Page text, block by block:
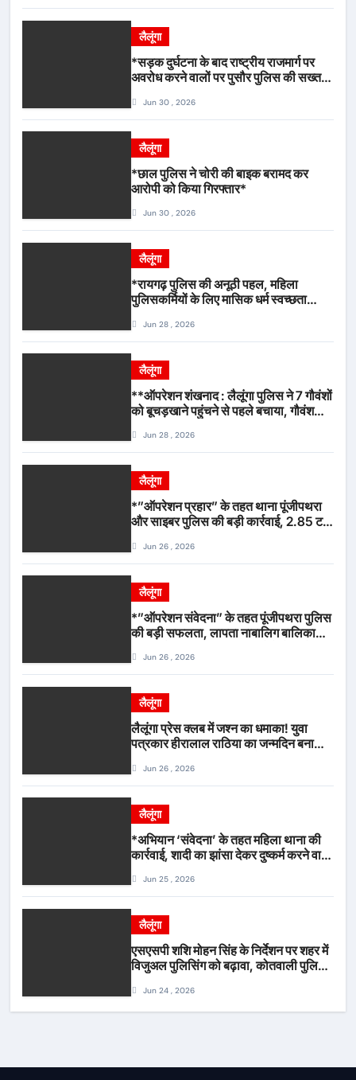
लैलूंगा
*सड़क दुर्घटना के बाद राष्ट्रीय राजमार्ग पर
अवरोध करने वालों पर पुसौर पुलिस की सख्त
Jun 30 , 2026
लैलूंगा
*छाल पुलिस ने चोरी की बाइक बरामद कर
आरोपी को किया गिरफ्तार*
Jun 30 , 2026
लैलूंगा
*रायगढ़ पुलिस की अनूठी पहल, महिला
पुलिसकर्मियों के लिए मासिक धर्म स्वच्छता
Jun 28 , 2026
लैलूंगा
**ऑपरेशन शंखनाद : लैलूंगा पुलिस ने 7 गौवंशों
को बूचड़खाने पहुंचने से पहले बचाया, गौवंश
Jun 28 , 2026
लैलूंगा
*”ऑपरेशन प्रहार” के तहत थाना पूंजीपथरा
और साइबर पुलिस की बड़ी कार्रवाई, 2.85 टन
Jun 26 , 2026
लैलूंगा
*”ऑपरेशन संवेदना” के तहत पूंजीपथरा पुलिस
की बड़ी सफलता, लापता नाबालिग बालिका
गिरफ्तार*
Jun 26 , 2026
लैलूंगा
लैलूंगा प्रेस क्लब में जश्न का धमाका! युवा
पत्रकार हीरालाल राठिया का जन्मदिन बना
स्वरJun 26 , 2026
लैलूंगा
*अभियान ‘संवेदना’ के तहत महिला थाना की
कार्रवाई, शादी का झांसा देकर दुष्कर्म करने वाला
Jun 25 , 2026
लैलूंगा
एसएसपी शशि मोहन सिंह के निर्देशन पर शहर में
विजुअल पुलिसिंग को बढ़ावा, कोतवाली पुलिस
Jun 24 , 2026